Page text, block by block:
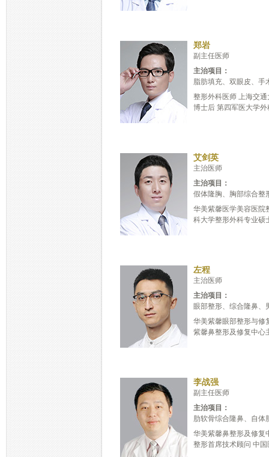
郑岩
副主任医师
主治项目：
脂肪填充、双眼皮、手
整形外科医师 上海交
博士后 第四军医大学外
艾剑英
主治医师
主治项目：
假体隆胸、胸部综合整
华美紫馨医学美容医院
科大学整形外科专业硕
左程
主治医师
主治项目：
眼部整形、综合隆鼻、
华美紫馨眼部整形与修
紫馨鼻整形及修复中心
李战强
副主任医师
主治项目：
肋软骨综合隆鼻、自体
华美紫馨鼻整形及修复
整形首席技术顾问 中国